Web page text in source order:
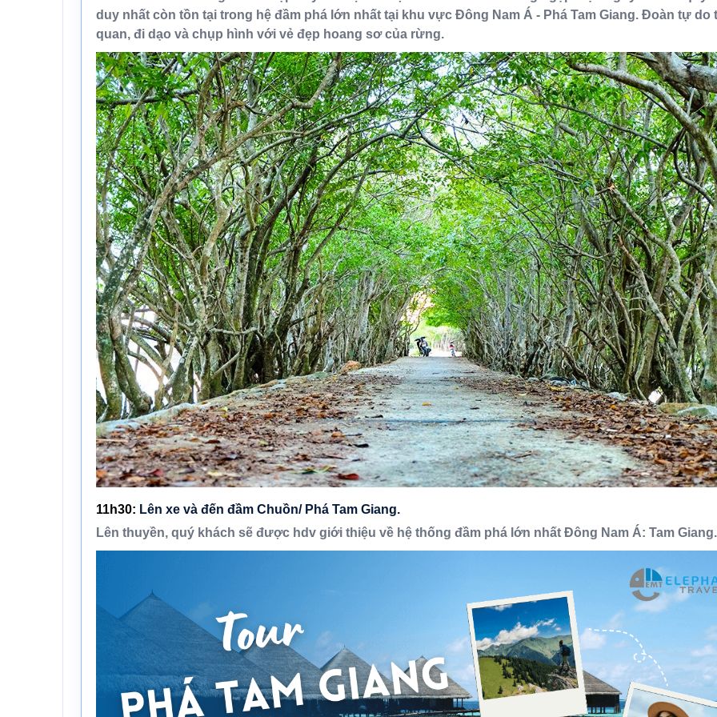
duy nhất còn tồn tại trong hệ đầm phá lớn nhất tại khu vực Đông Nam Á - Phá Tam Giang. Đoàn tự do
quan, đi dạo và chụp hình với vẻ đẹp hoang sơ của rừng.
11h30: Lên xe và đến đầm Chuồn/ Phá Tam Giang.
Lên thuyền, quý khách sẽ được hdv giới thiệu về hệ thống đầm phá lớn nhất Đông Nam Á: Tam Giang.